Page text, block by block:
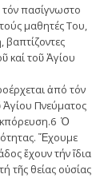
πασίγνωστο
μαθητές Του,
βαπτίζοντες
καί τοῦ Ἁγίου
ἀπό τόν
Ἁγίου Πνεύματος
Ὁ
Ἔχουμε
ἔχουν τήν ἴδια
τῆς θείας οὐσίας